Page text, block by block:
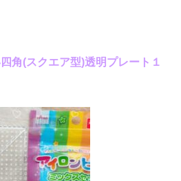
角(スクエア型)透明プレート１